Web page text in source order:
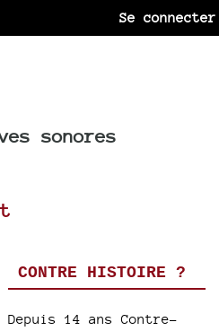
Se connecter
sonores
CONTRE HISTOIRE ?
Depuis 14 ans Contre-